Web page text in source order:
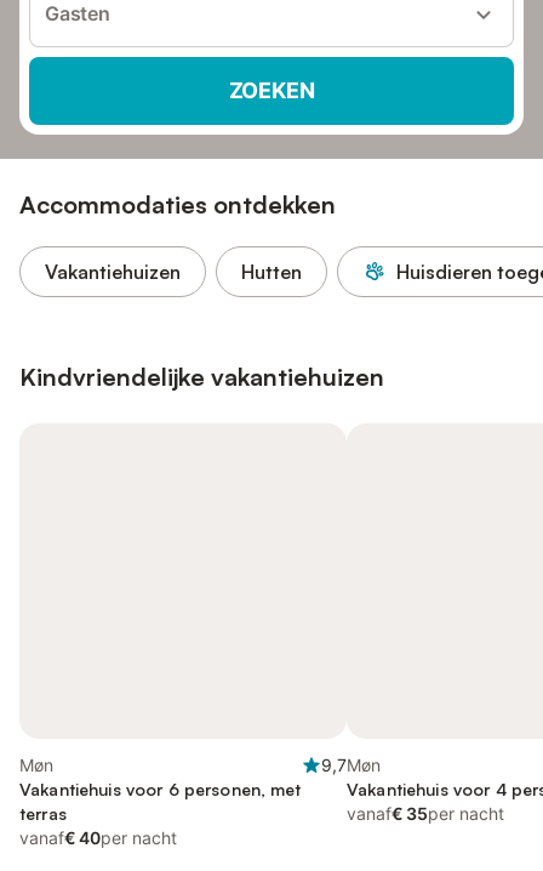
Gasten
ZOEKEN
Accommodaties ontdekken
Vakantiehuizen Hutten Huisdieren
Kindvriendelijke vakantiehuizen
Møn
9,7
Vakantiehuis voor 6 personen, met
terras
vanaf€ 40per nacht
Møn
Vakantiehuis voor 4
vanaf€ 35per nacht